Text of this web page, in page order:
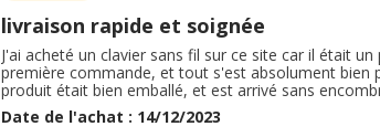
livraison rapide et soignée
J'ai acheté un clavier sans fil sur ce site car il était
première commande, et tout s'est absolument bien
produit était bien emballé, et est arrivé sans
par e-mail de toutes les étapes de préparation de
livré rapidement et tout était OK.
Date de l'achat : 14/12/2023